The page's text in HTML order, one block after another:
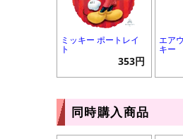
ミッキー ポートレイ
ト
353円
エア
キー
同時購入商品